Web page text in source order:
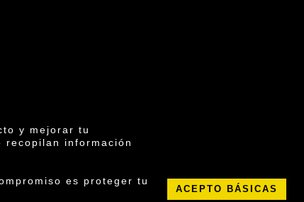
y mejorar tu
recopilan información
es proteger tu
ACEPTO BÁSICAS
de cookies